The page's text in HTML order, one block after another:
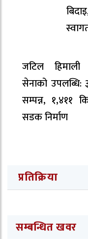
जटिल हिमाली
सेनाको
सम्पन्न, १,४११
सडक निर्माण
प्रतिक्रिया
सम्बन्धित खवर